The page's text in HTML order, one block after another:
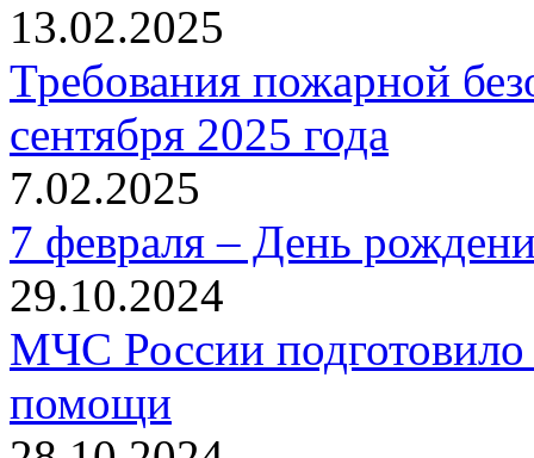
13.02.2025
Требования пожарной
сентября 2025 года
7.02.2025
7 февраля – День
29.10.2024
МЧС России
помощи